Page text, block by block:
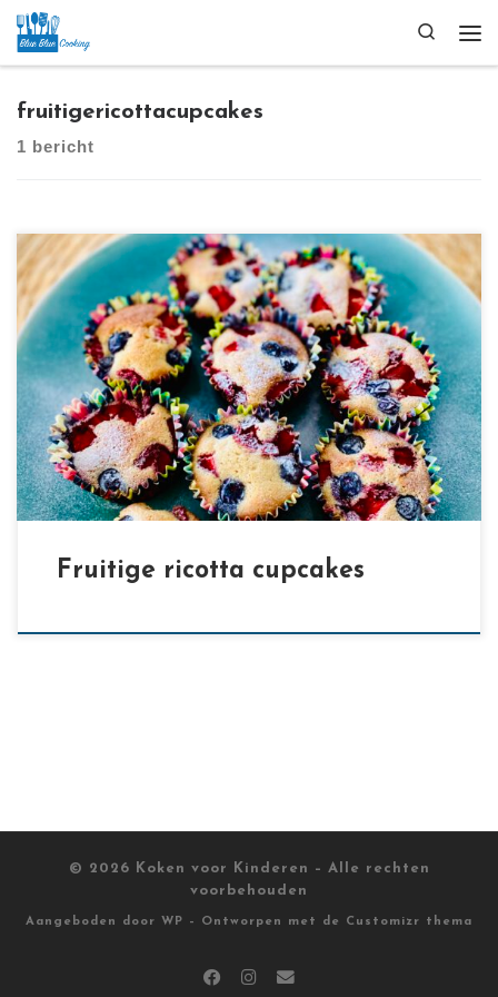
Ga naar inhoud
Search
fruitigericottacupcakes
1 bericht
[…]
Fruitige ricotta cupcakes
© 2026 Koken voor Kinderen
– Alle rechten
voorbehouden
Aangeboden door WP – Ontworpen met de Customizr thema